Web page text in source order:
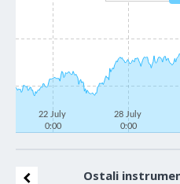
22 July
0:00
28 July
0:00
Ostali